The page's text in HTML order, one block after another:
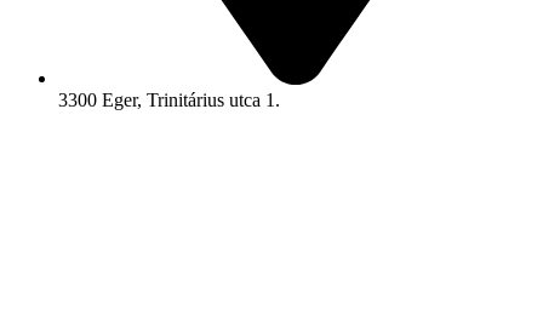
3300 Eger, Trinitárius utca 1.